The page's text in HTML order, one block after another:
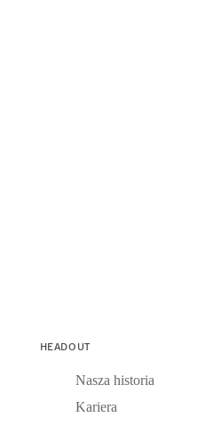
HEADOUT
Nasza historia
Kariera